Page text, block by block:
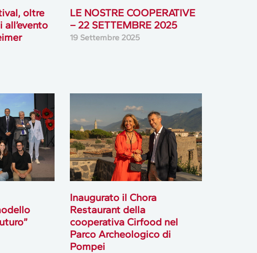
oltre
LE NOSTRE COOPERATIVE
– 22 SETTEMBRE 2025
19 Settembre 2025
Inaugurato il Chora
Restaurant della
cooperativa Cirfood nel
Parco Archeologico di
Pompei